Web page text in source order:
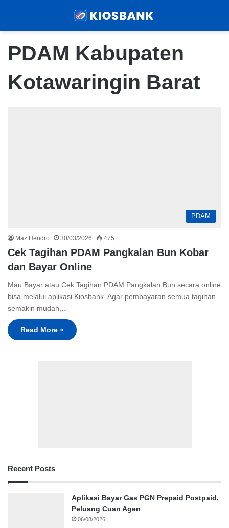
PDAM Kabupaten
Kotawaringin Barat
PDAM
Maz Hendro 30/03/2026 475
Cek Tagihan PDAM Pangkalan Bun Kobar
dan Bayar Online
Mau Bayar atau Cek Tagihan PDAM Pangkalan Bun secara online
bisa melalui aplikasi Kiosbank. Agar pembayaran semua tagihan
semakin mudah,…
Read More »
Recent Posts
Aplikasi Bayar Gas PGN Prepaid Postpaid,
Peluang Cuan Agen
06/08/2026